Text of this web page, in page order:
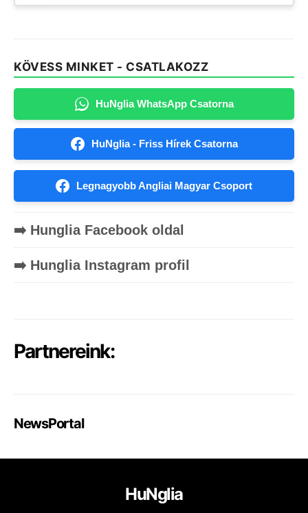
KÖVESS MINKET - CSATLAKOZZ
HuNglia WhatsApp Csatorna
HuNglia - Friss Hírek Csatorna
Legnagyobb Angliai Magyar Csoport
➡️ Hunglia Facebook oldal
➡️ Hunglia Instagram profil
Partnereink:
NewsPortal
HuNglia